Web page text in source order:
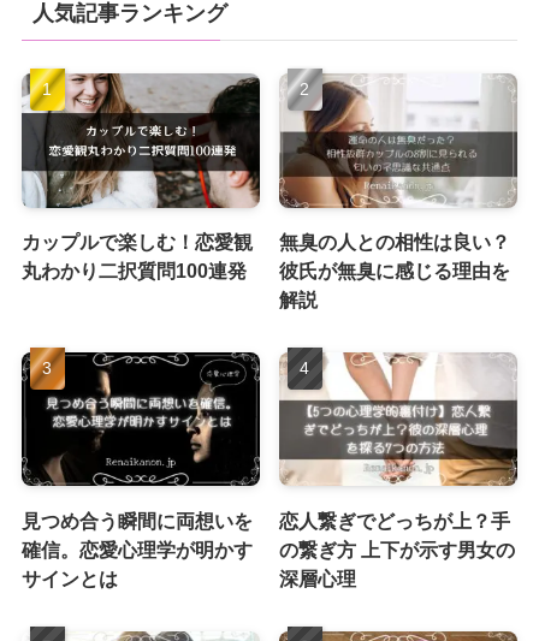
人気記事ランキング
カップルで楽しむ！恋愛観
丸わかり二択質問100連発
無臭の人との相性は良い？
彼氏が無臭に感じる理由を
解説
見つめ合う瞬間に両想いを
確信。恋愛心理学が明かす
サインとは
恋人繋ぎでどっちが上？手
の繋ぎ方 上下が示す男女の
深層心理